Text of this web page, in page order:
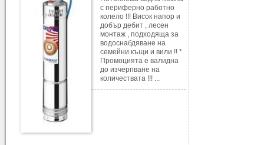
с периферно работно
колело !!! Висок напор и
добър дебит , лесен
монтаж , подходяща за
водоснабдяване на
семейни къщи и вили !! *
Промоцията е валидна
до изчерпване на
количествата !!! ...